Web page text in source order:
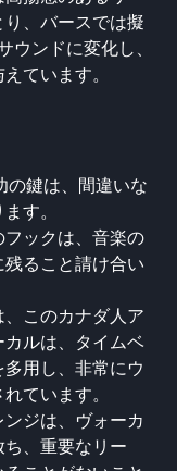
り、バースでは擬
ウンドに変化し、
ています。
の鍵は、間違いな
す。
フックは、音楽の
ること請け合い
、このカナダ人ア
ルは、タイムベ
用し、非常にウ
ています。
ジは、ヴォーカ
ち、重要なリー